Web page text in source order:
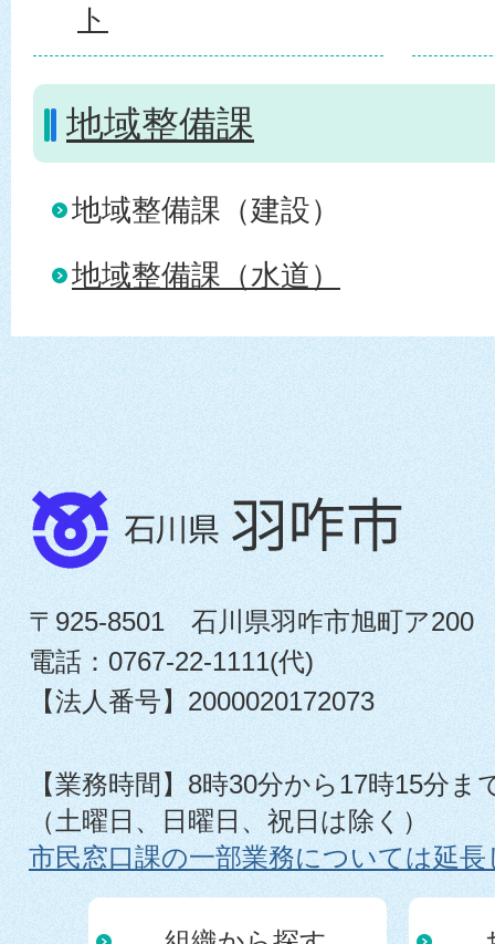
ト
地域整備課
地域整備課（建設）
地域整備課（水道）
〒925-8501 石川県羽咋市旭町ア200
電話：0767-22-1111(代)
【法人番号】2000020172073
【業務時間】8時30分から17時15分ま
（土曜日、日曜日、祝日は除く）
市民窓口課の一部業務については延